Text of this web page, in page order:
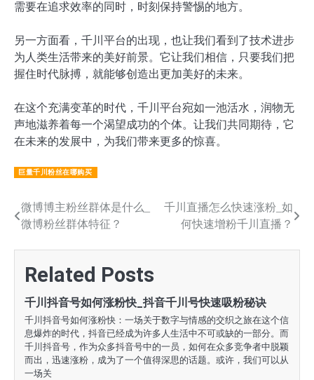
需要在追求效率的同时，时刻保持警惕的地方。
另一方面看，千川平台的出现，也让我们看到了技术进步
为人类生活带来的美好前景。它让我们相信，只要我们把
握住时代脉搏，就能够创造出更加美好的未来。
在这个充满变革的时代，千川平台宛如一池活水，润物无
声地滋养着每一个渴望成功的个体。让我们共同期待，它
在未来的发展中，为我们带来更多的惊喜。
巨量千川粉丝在哪购买
文
航
微博博主粉丝群体是什么_
微博粉丝群体特征？
千川直播怎么快速涨粉_如
何快速增粉千川直播？
Related Posts
千川抖音号如何涨粉快_抖音千川号快速吸粉秘诀
千川抖音号如何涨粉快：一场关于数字与情感的交织之旅在这个信
息爆炸的时代，抖音已经成为许多人生活中不可或缺的一部分。而
千川抖音号，作为众多抖音号中的一员，如何在众多竞争者中脱颖
而出，迅速涨粉，成为了一个值得深思的话题。或许，我们可以从
一场关